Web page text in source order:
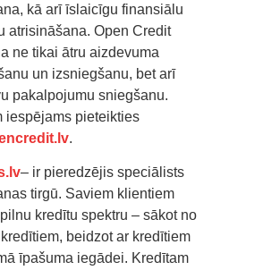
kā arī īslaicīgu finansiālu
atrisināšana. Open Credit
ne tikai ātru aizdevuma
un izsniegšanu, bet arī
pakalpojumu sniegšanu.
iespējams pieteikties
.
– ir pieredzējis speciālists
tirgū. Saviem klientiem
kredītu spektru – sākot no
beidzot ar kredītiem
īpašuma iegādei. Kredītam